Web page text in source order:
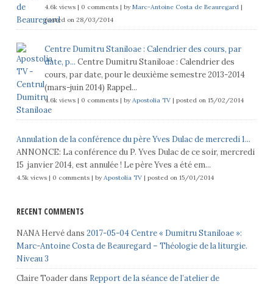
4.6k views| 0 comments| byMarc-Antoine Costa de Beauregard|
posted on 28/03/2014
Centre Dumitru Staniloae : Calendrier des cours, par
date, p... Centre Dumitru Staniloae : Calendrier des
cours, par date, pour le deuxième semestre 2013-2014
(mars-juin 2014) Rappel...
4.6k views| 0 comments| byApostolia TV| posted on 15/02/2014
Annulation de la conférence du père Yves Dulac de mercredi 1...
ANNONCE: La conférence du P. Yves Dulac de ce soir, mercredi
15 janvier 2014, est annulée ! Le père Yves a été em...
4.5k views| 0 comments| byApostolia TV| posted on 15/01/2014
RECENT COMMENTS
NANA Hervédans 2017-05-04 Centre « Dumitru Staniloae »:
Marc-Antoine Costa de Beauregard – Théologie de la liturgie.
Niveau 3
Claire Toaderdans Repport de la séance de l’atelier de